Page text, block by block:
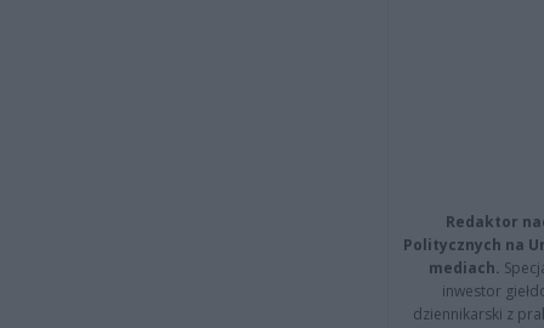
Redaktor
Politycznych na
mediach.
inwestor
dziennikarski z